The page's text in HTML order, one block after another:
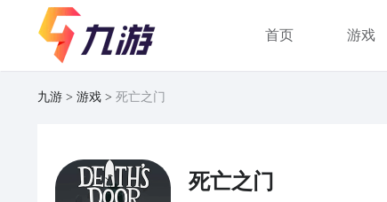
首页 游戏
九游 游戏 死亡之门
死亡之门